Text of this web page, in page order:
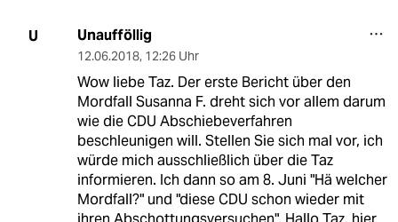
U Unaufföllig
12.06.2018, 12:26 Uhr
Wow liebe Taz. Der erste Bericht über den
Mordfall Susanna F. dreht sich vor allem darum
wie die CDU Abschiebeverfahren
beschleunigen will. Stellen Sie sich mal vor, ich
würde mich ausschließlich über die Taz
informieren. Ich dann so am 8. Juni "Hä welcher
Mordfall?" und "diese CDU schon wieder mit